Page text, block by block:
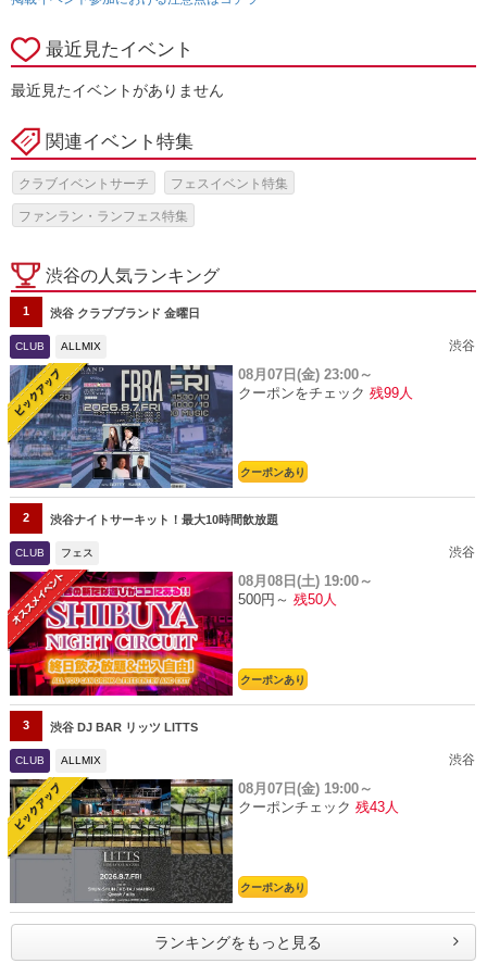
最近見たイベント
最近見たイベントがありません
関連イベント特集
クラブイベントサーチ フェスイベント特集
ファンラン・ランフェス特集
渋谷の人気ランキング
1 渋谷 クラブブランド 金曜日
CLUB ALLMIX 渋谷
08月07日(金) 23:00～
クーポンをチェック 残99人
クーポンあり
2 渋谷ナイトサーキット！最大10時間飲放題
CLUB フェス 渋谷
08月08日(土) 19:00～
500円～ 残50人
クーポンあり
3 渋谷 DJ BAR リッツ LITTS
CLUB ALLMIX 渋谷
08月07日(金) 19:00～
クーポンチェック 残43人
クーポンあり
ランキングをもっと見る